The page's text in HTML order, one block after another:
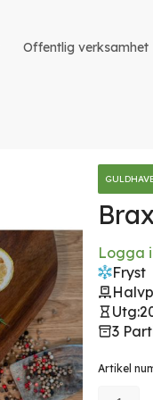
Offentlig verksamhet
Logga
Fryst
Utg:
3
Artikel